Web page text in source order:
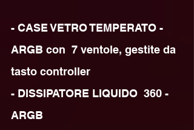
- CASE VETRO TEMPERATO -
ARGB con  7 ventole, gestite da
tasto controller
- DISSIPATORE LIQUIDO  360 -
ARGB